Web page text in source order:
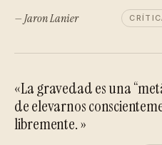
— Jaron Lanier
«La gravedad es una
de elevarnos
libremente. »